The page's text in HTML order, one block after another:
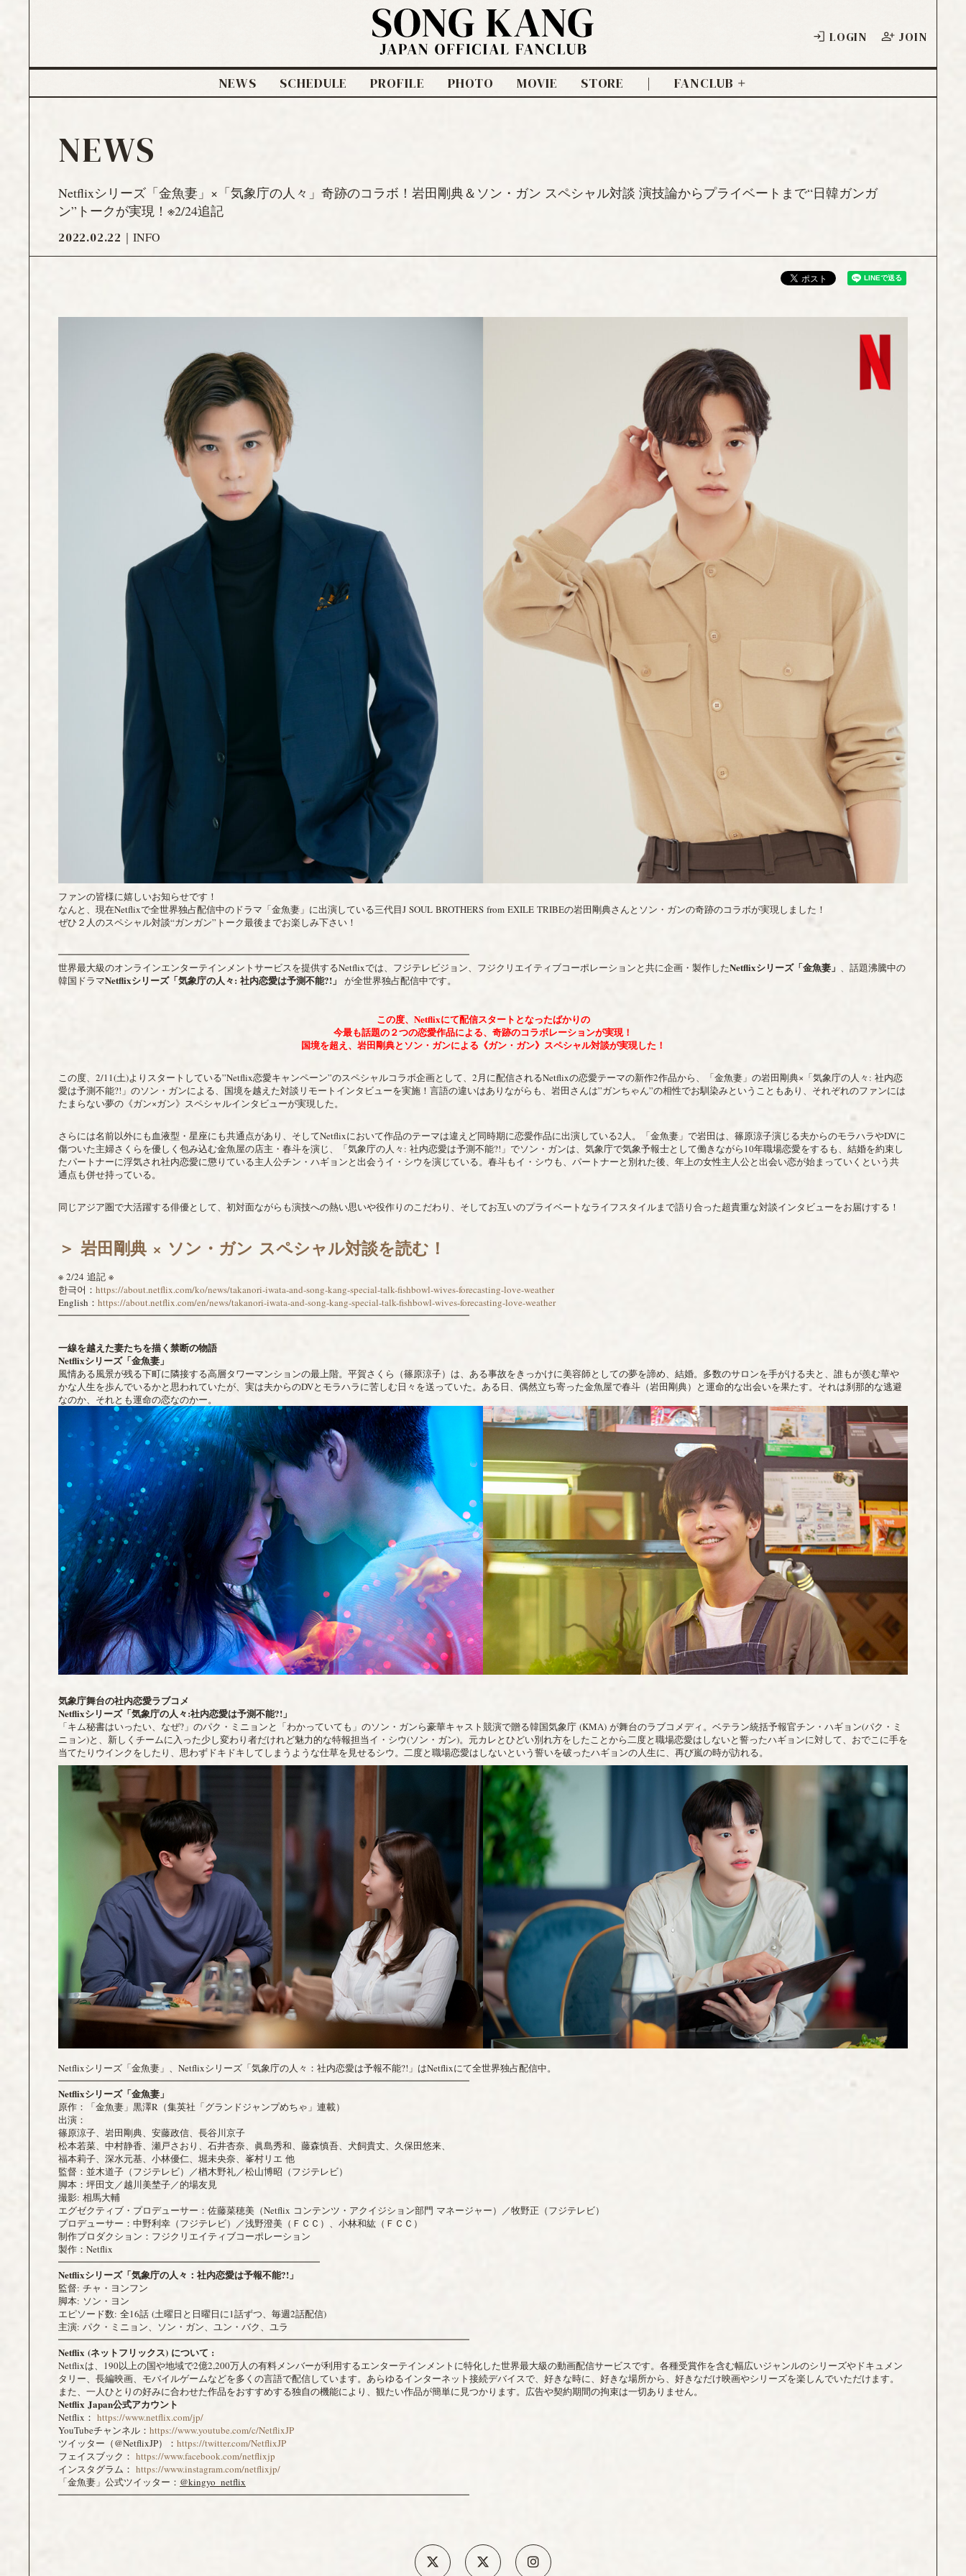
LOGIN JOIN
NEWS SCHEDULE PROFILE PHOTO MOVIE STORE FANCLUB
NEWS
Netflixシリーズ「金魚妻」×「気象庁の人々」奇跡のコラボ！岩田剛典＆ソン・ガン スペシャル対談 演技論からプライベートまで“日韓ガンガ
ン”トークが実現！※2/24追記
2022.02.22 INFO
ファンの皆様に嬉しいお知らせです！
なんと、現在Netflixで全世界独占配信中のドラマ「金魚妻」に出演している三代目J SOUL BROTHERS from EXILE TRIBEの岩田剛典さんとソン・ガンの奇跡のコラボが実現しました！
ぜひ２人のスペシャル対談“ガンガン”トーク最後までお楽しみ下さい！
━━━━━━━━━━━━━━━━━━━━━━━━━━━━━━━━━━━━━━━━━━━━
世界最大級のオンラインエンターテインメントサービスを提供するNetflixでは、フジテレビジョン、フジクリエイティブコーポレーションと共に企画・製作したNetflixシリーズ「金魚妻」 、話題沸騰中の
韓国ドラマNetflixシリーズ「気象庁の人々: 社内恋愛は予測不能?! 」 が全世界独占配信中です。
この度、Netflixにて配信スタートとなったばかりの
今最も話題の２つの恋愛作品による、奇跡のコラボレーションが実現！
国境を超え、岩田剛典とソン・ガンによる《ガン・ガン》スペシャル対談が実現した！
この度、2/11(土)よりスタートしている”Netflix恋愛キャンペーン”のスペシャルコラボ企画として、2月に配信されるNetflixの恋愛テーマの新作2作品から、「金魚妻」の岩田剛典×「気象庁の人々: 社内恋
愛は予測不能?!」のソン・ガンによる、国境を越えた対談リモートインタビューを実施！言語の違いはありながらも、岩田さんは”ガンちゃん”の相性でお馴染みということもあり、それぞれのファンには
たまらない夢の《ガン×ガン》スペシャルインタビューが実現した。
さらには名前以外にも血液型・星座にも共通点があり、そしてNetflixにおいて作品のテーマは違えど同時期に恋愛作品に出演している2人。「金魚妻」で岩田は、篠原涼子演じる夫からのモラハラやDVに
傷ついた主婦さくらを優しく包み込む金魚屋の店主・春斗を演じ、「気象庁の人々: 社内恋愛は予測不能?!」でソン・ガンは、気象庁で気象予報士として働きながら10年職場恋愛をするも、結婚を約束し
たパートナーに浮気され社内恋愛に懲りている主人公チン・ハギョンと出会うイ・シウを演じている。春斗もイ・シウも、パートナーと別れた後、年上の女性主人公と出会い恋が始まっていくという共
通点も併せ持っている。
同じアジア圏で大活躍する俳優として、初対面ながらも演技への熱い思いや役作りのこだわり、そしてお互いのプライベートなライフスタイルまで語り合った超貴重な対談インタビューをお届けする！
＞ 岩田剛典 × ソン・ガン スペシャル対談を読む！
※ 2/24 追記 ※
한극어： https://about.netflix.com/ko/news/takanori-iwata-and-song-kang-special-talk-fishbowl-wives-forecasting-love-weather
English： https://about.netflix.com/en/news/takanori-iwata-and-song-kang-special-talk-fishbowl-wives-forecasting-love-weather
━━━━━━━━━━━━━━━━━━━━━━━━━━━━━━━━━━━━━━━━━━━━
一線を越えた妻たちを描く禁断の物語
Netflixシリーズ「金魚妻」
風情ある風景が残る下町に隣接する高層タワーマンションの最上階。平賀さくら（篠原涼子）は、ある事故をきっかけに美容師としての夢を諦め、結婚。多数のサロンを手がける夫と、誰もが羨む華や
かな人生を歩んでいるかと思われていたが、実は夫からのDVとモラハラに苦しむ日々を送っていた。ある日、偶然立ち寄った金魚屋で春斗（岩田剛典）と運命的な出会いを果たす。それは刹那的な逃避
なのか、それとも運命の恋なのかー。
気象庁舞台の社内恋愛ラブコメ
Netflixシリーズ「気象庁の人々:社内恋愛は予測不能?!」
「キム秘書はいったい、なぜ?」のパク・ミニョンと「わかっていても」のソン・ガンら豪華キャスト競演で贈る韓国気象庁 (KMA) が舞台のラブコメディ。ベテラン統括予報官チン・ハギョン(パク・ミ
ニョン)と、新しくチームに入った少し変わり者だけれど魅力的な特報担当イ・シウ(ソン・ガン)。元カレとひどい別れ方をしたことから二度と職場恋愛はしないと誓ったハギョンに対して、おでこに手を
当てたりウインクをしたり、思わずドキドキしてしまうような仕草を見せるシウ。二度と職場恋愛はしないという誓いを破ったハギョンの人生に、再び嵐の時が訪れる。
Netflixシリーズ「金魚妻」、Netflixシリーズ「気象庁の人々：社内恋愛は予報不能?!」はNetflixにて全世界独占配信中。
━━━━━━━━━━━━━━━━━━━━━━━━━━━━━━━━━━━━━━━━━━━━
Netflixシリーズ「金魚妻」
原作：「金魚妻」黒澤R（集英社「グランドジャンプめちゃ」連載）
出演：
篠原涼子、岩田剛典、安藤政信、長谷川京子
松本若菜、中村静香、瀬戸さおり、石井杏奈、眞島秀和、藤森慎吾、犬飼貴丈、久保田悠来、
福本莉子、深水元基、小林優仁、堀未央奈、峯村リエ 他
監督：並木道子（フジテレビ）／楢木野礼／松山博昭（フジテレビ）
脚本：坪田文／越川美埜子／的場友見
撮影: 相馬大輔
エグゼクティブ・プロデューサー：佐藤菜穂美（Netflix コンテンツ・アクイジション部門 マネージャー）／牧野正（フジテレビ）
プロデューサー：中野利幸（フジテレビ）／浅野澄美（ＦＣＣ）、小林和紘（ＦＣＣ）
制作プロダクション：フジクリエイティブコーポレーション
製作：Netflix
━━━━━━━━━━━━━━━━━━━━━━━━━━━━
Netflixシリーズ「気象庁の人々：社内恋愛は予報不能?!」
監督: チャ・ヨンフン
脚本: ソン・ヨン
エピソード数: 全16話 (土曜日と日曜日に1話ずつ、毎週2話配信)
主演: パク・ミニョン、ソン・ガン、ユン・バク、ユラ
━━━━━━━━━━━━━━━━━━━━━━━━━━━━━━━━━━━━━━━━━━━━
Netflix (ネットフリックス) について :
Netflixは、190以上の国や地域で2億2,200万人の有料メンバーが利用するエンターテインメントに特化した世界最大級の動画配信サービスです。各種受賞作を含む幅広いジャンルのシリーズやドキュメン
タリー、長編映画、モバイルゲームなどを多くの言語で配信しています。あらゆるインターネット接続デバイスで、好きな時に、好きな場所から、好きなだけ映画やシリーズを楽しんでいただけます。
また、一人ひとりの好みに合わせた作品をおすすめする独自の機能により、観たい作品が簡単に見つかります。広告や契約期間の拘束は一切ありません。
Netflix Japan公式アカウント
Netflix： https://www.netflix.com/jp/
YouTubeチャンネル： https://www.youtube.com/c/NetflixJP
ツイッター（@NetflixJP）： https://twitter.com/NetflixJP
フェイスブック： https://www.facebook.com/netflixjp
インスタグラム： https://www.instagram.com/netflixjp/
「金魚妻」公式ツイッター： @kingyo_netflix
━━━━━━━━━━━━━━━━━━━━━━━━━━━━━━━━━━━━━━━━━━━━